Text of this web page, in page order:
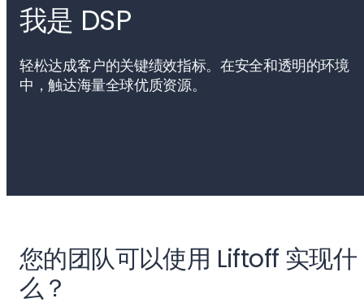
我是 DSP
轻松达成客户的关键绩效指标。在安全和透明的环境
中，触达海量全球优质资源。
您的团队可以使用 Liftoff 实现什
么？